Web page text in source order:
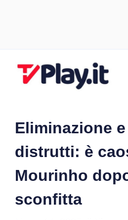
Eliminazione
distrutti: è
Mourinho
sconfitta